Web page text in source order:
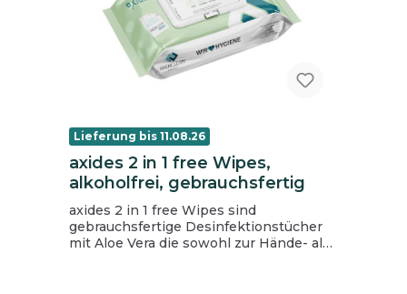
Lieferung bis 11.08.26
axides 2 in 1 free Wipes,
alkoholfrei, gebrauchsfertig
axides 2 in 1 free Wipes sind
gebrauchsfertige Desinfektionstücher
mit Aloe Vera die sowohl zur Hände- als